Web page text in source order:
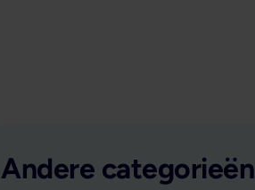
Andere categorieën